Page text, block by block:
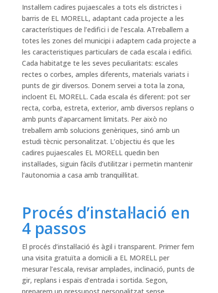
Instal·lem cadires pujaescales a tots els districtes i
barris de EL MORELL, adaptant cada projecte a les
característiques de l’edifici i de l’escala. ATreballem a
totes les zones del municipi i adaptem cada projecte a
les caracteristiques particulars de cada escala i edifici.
Cada habitatge te les seves peculiaritats: escales
rectes o corbes, amples diferents, materials variats i
punts de gir diversos. Donem servei a tota la zona,
incloent EL MORELL. Cada escala és diferent: pot ser
recta, corba, estreta, exterior, amb diversos replans o
amb punts d’aparcament limitats. Per això no
treballem amb solucions genèriques, sinó amb un
estudi tècnic personalitzat. L’objectiu és que les
cadires pujaescales EL MORELL quedin ben
instal·lades, siguin fàcils d’utilitzar i permetin mantenir
l’autonomia a casa amb tranquil·litat.
Procés d’instal·lació en
4 passos
El procés d’instal·lació és àgil i transparent. Primer fem
una visita gratuïta a domicili a EL MORELL per
mesurar l’escala, revisar amplades, inclinació, punts de
gir, replans i espais d’entrada i sortida. Segon,